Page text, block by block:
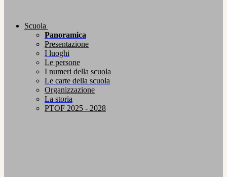
Scuola
Panoramica
Presentazione
I luoghi
Le persone
I numeri della scuola
Le carte della scuola
Organizzazione
La storia
PTOF 2025 - 2028